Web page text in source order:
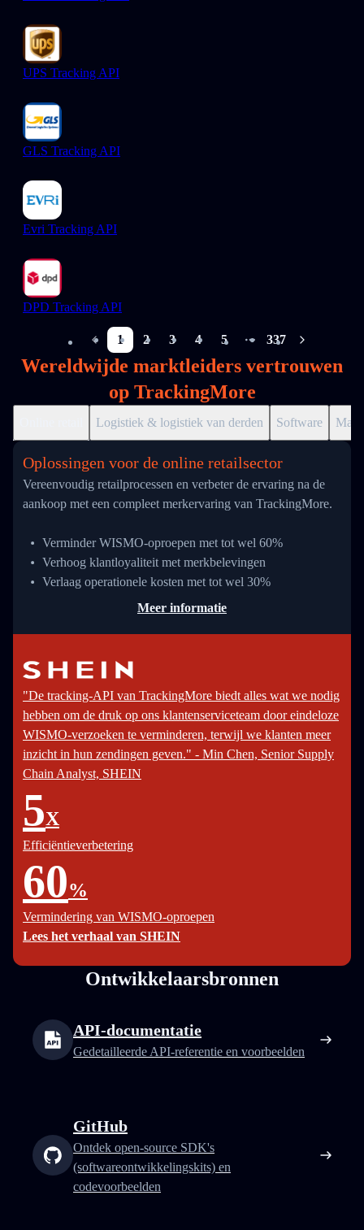
UPS Tracking API
GLS Tracking API
Evri Tracking API
DPD Tracking API
1 2 3 4 5
More pages
337
Wereldwijde marktleiders vertrouwen
op TrackingMore
Logistiek & logistiek van derden Software
Oplossingen voor de online retailsector
Vereenvoudig retailprocessen en verbeter de ervaring na de
aankoop met een compleet merkervaring van TrackingMore.
Verminder WISMO-oproepen met tot wel 60%
Verhoog klantloyaliteit met merkbelevingen
Verlaag operationele kosten met tot wel 30%
Meer informatie
"De tracking-API van TrackingMore biedt alles wat we nodig
hebben om de druk op ons klantenserviceteam door eindeloze
WISMO-verzoeken te verminderen, terwijl we klanten meer
inzicht in hun zendingen geven." - Min Chen, Senior Supply
Chain Analyst, SHEIN
5X
Efficiëntieverbetering
60%
Vermindering van WISMO-oproepen
Lees het verhaal van SHEIN
Ontwikkelaarsbronnen
API-documentatie
Gedetailleerde API-referentie en voorbeelden
GitHub
Ontdek open-source SDK's
(softwareontwikkelingskits) en
codevoorbeelden